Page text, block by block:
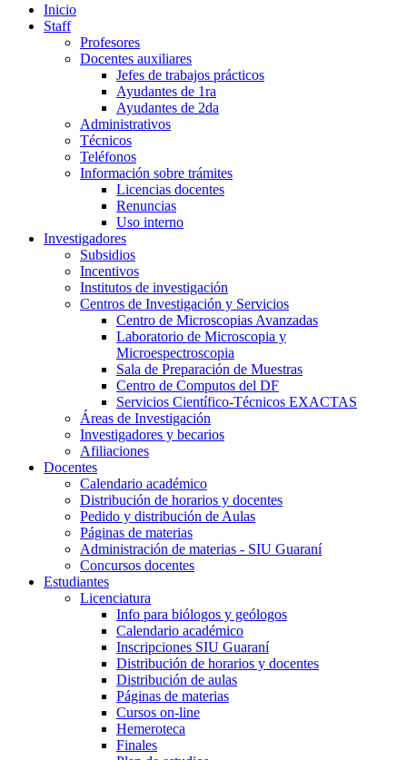
Inicio
Staff
Profesores
Docentes auxiliares
Jefes de trabajos prácticos
Ayudantes de 1ra
Ayudantes de 2da
Administrativos
Técnicos
Teléfonos
Información sobre trámites
Licencias docentes
Renuncias
Uso interno
Investigadores
Subsidios
Incentivos
Institutos de investigación
Centros de Investigación y Servicios
Centro de Microscopias Avanzadas
Laboratorio de Microscopia y
Microespectroscopia
Sala de Preparación de Muestras
Centro de Computos del DF
Servicios Científico-Técnicos EXACTAS
Áreas de Investigación
Investigadores y becarios
Afiliaciones
Docentes
Calendario académico
Distribución de horarios y docentes
Pedido y distribución de Aulas
Páginas de materias
Administración de materias - SIU Guaraní
Concursos docentes
Estudiantes
Licenciatura
Info para biólogos y geólogos
Calendario académico
Inscripciones SIU Guaraní
Distribución de horarios y docentes
Distribución de aulas
Páginas de materias
Cursos on-line
Hemeroteca
Finales